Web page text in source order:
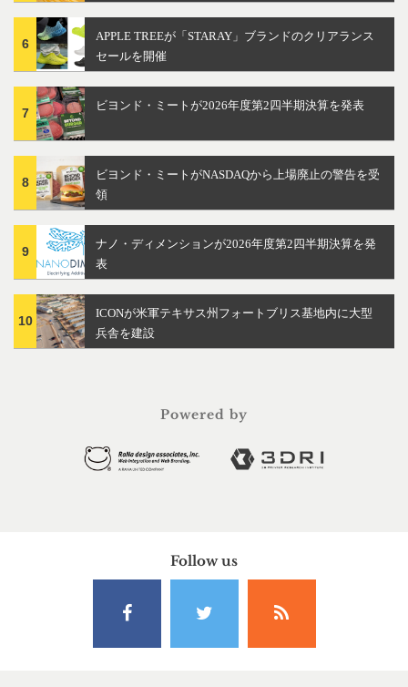
6
APPLE TREEが「STARAY」ブランドのクリアランス
セールを開催
7
ビヨンド・ミートが2026年度第2四半期決算を発表
8
ビヨンド・ミートがNASDAQから上場廃止の警告を受
領
9
ナノ・ディメンションが2026年度第2四半期決算を発
表
10
ICONが米軍テキサス州フォートブリス基地内に大型
兵舎を建設
Powered by
Follow us